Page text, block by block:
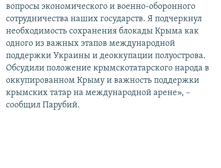
вопросы экономического и военно-оборонного
сотрудничества наших государств. Я подчеркнул
необходимость сохранения блокады Крыма как
одного из важных этапов международной
поддержки Украины и деоккупации полуострова.
Обсудили положение крымскотатарского народа в
оккупированном Крыму и важность поддержки
крымских татар на международной арене», –
сообщил Парубий.